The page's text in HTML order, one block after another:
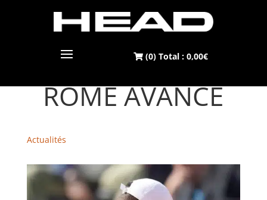
(0) Total : 0,00€
LE TOURNOI DE
ROME AVANCE
Actualités